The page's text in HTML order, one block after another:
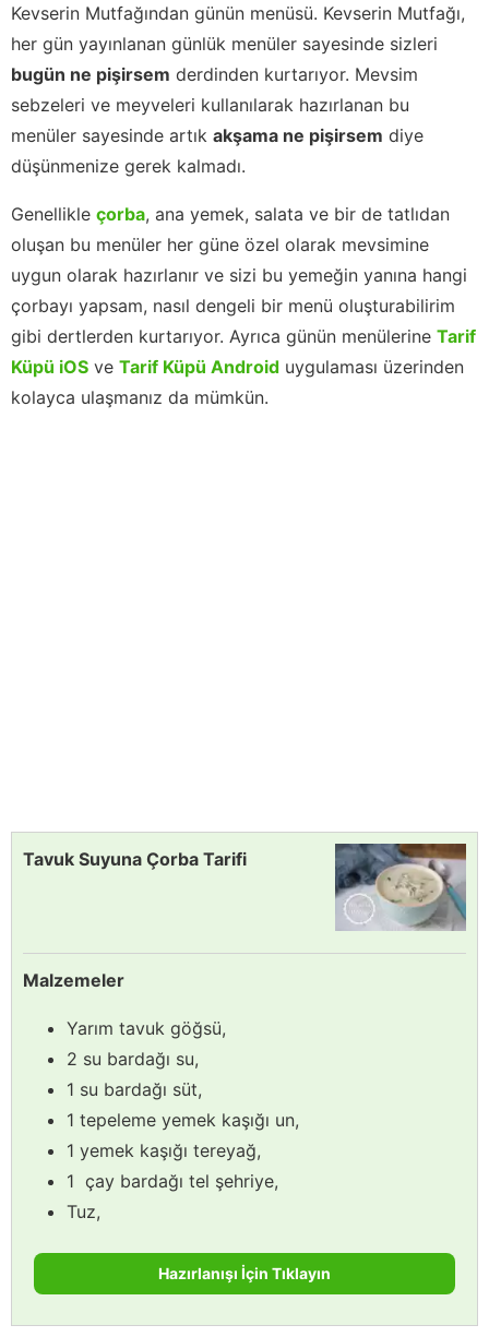
Kevserin Mutfağından günün menüsü. Kevserin Mutfağı,
her gün yayınlanan günlük menüler sayesinde sizleri
bugün ne pişirsem derdinden kurtarıyor. Mevsim
sebzeleri ve meyveleri kullanılarak hazırlanan bu
menüler sayesinde artık akşama ne pişirsem diye
düşünmenize gerek kalmadı.
Genellikle çorba, ana yemek, salata ve bir de tatlıdan
oluşan bu menüler her güne özel olarak mevsimine
uygun olarak hazırlanır ve sizi bu yemeğin yanına hangi
çorbayı yapsam, nasıl dengeli bir menü oluşturabilirim
gibi dertlerden kurtarıyor. Ayrıca günün menülerine Tarif
Küpü iOS ve Tarif Küpü Android uygulaması üzerinden
kolayca ulaşmanız da mümkün.
Tavuk Suyuna Çorba Tarifi
Malzemeler
Yarım tavuk göğsü,
2 su bardağı su,
1 su bardağı süt,
1 tepeleme yemek kaşığı un,
1 yemek kaşığı tereyağ,
1 çay bardağı tel şehriye,
Tuz,
Hazırlanışı İçin Tıklayın